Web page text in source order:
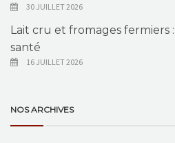
30 JUILLET 2026
Lait cru et fromages fermiers
santé
16 JUILLET 2026
NOS ARCHIVES